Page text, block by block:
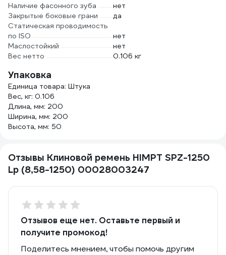
Наличие фасонного зуба
нет
Закрытые боковые грани
да
Статическая проводимость
по ISO
нет
Маслостойкий
нет
Вес нетто
0.106 кг
Упаковка
Единица товара: Штука
Вес, кг: 0.106
Длина, мм: 200
Ширина, мм: 200
Высота, мм: 50
Отзывы Клиновой ремень HIMPT SPZ-1250
Lp (8,58-1250) 00028003247
Отзывов еще нет. Оставьте первый и
получите промокод!
Поделитесь мнением, чтобы помочь другим